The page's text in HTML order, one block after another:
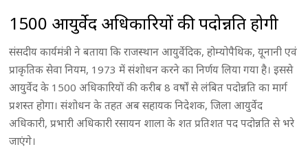
1500 आयुर्वेद अधिकारियों की पदोन्नति होगी
संसदीय कार्यमंत्री ने बताया कि राजस्थान आयुर्वेदिक, होम्योपैथिक, यूनानी एवं
प्राकृतिक सेवा नियम, 1973 में संशोधन करने का निर्णय लिया गया है। इससे
आयुर्वेद के 1500 अधिकारियों की करीब 8 वर्षों से लंबित पदोन्नति का मार्ग
प्रशस्त होगा। संशोधन के तहत अब सहायक निदेशक, जिला आयुर्वेद
अधिकारी, प्रभारी अधिकारी रसायन शाला के शत प्रतिशत पद पदोन्नति से भरे
जाएंगे।